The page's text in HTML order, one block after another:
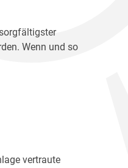
Wenn und so
vertraute